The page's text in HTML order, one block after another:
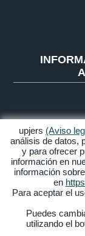
Aviso legal
upjers (Aviso
análisis de datos,
y para ofrecer
información en
información
en
Para aceptar el
Puedes
utilizando el